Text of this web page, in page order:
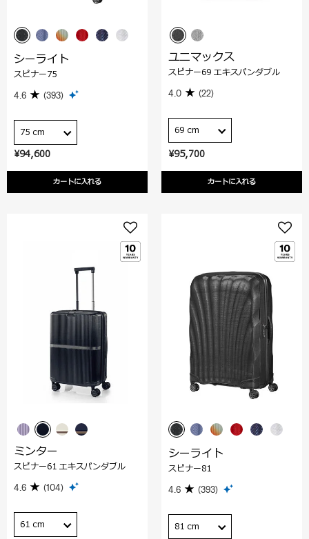
¥94,600
カートに入れる
シーライト
スピナー75
4.6 (393)
75 cm
¥95,700
カートに入れる
ユニマックス
スピナー69 エキスパンダブル
4.0 (22)
69 cm
ミンター
スピナー61 エキスパンダブル
4.6 (104)
61 cm
シーライト
スピナー81
4.6 (393)
81 cm